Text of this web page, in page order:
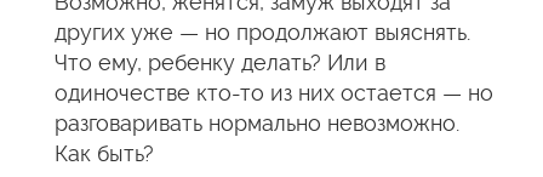
других уже — но продолжают выяснять.
Что ему, ребенку делать? Или в
одиночестве кто-то из них остается — но
разговаривать нормально невозможно.
Как быть?